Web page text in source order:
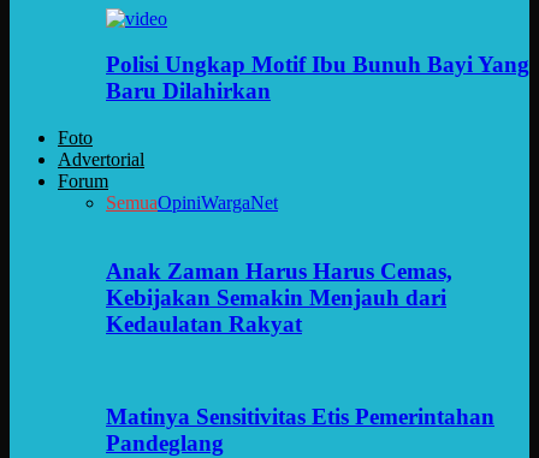
Polisi Ungkap Motif Ibu Bunuh Bayi Yang
Baru Dilahirkan
Foto
Advertorial
Forum
SemuaOpiniWargaNet
Anak Zaman Harus Harus Cemas,
Kebijakan Semakin Menjauh dari
Kedaulatan Rakyat
Matinya Sensitivitas Etis Pemerintahan
Pandeglang